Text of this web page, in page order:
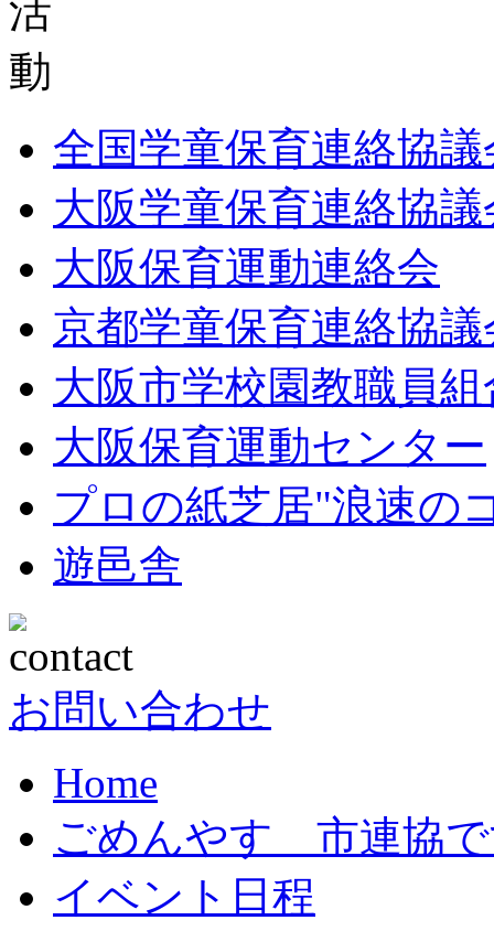
全国学童保育連絡協議
大阪学童保育連絡協議
大阪保育運動連絡会
京都学童保育連絡協議
大阪市学校園教職員組
大阪保育運動センター
プロの紙芝居"浪速の
遊邑舎
お問い合わせ
Home
ごめんやす 市連協
イベント日程